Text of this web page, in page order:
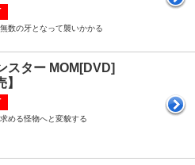
数の牙となって襲いかかる
スター MOM[DVD]
】
める怪物へと変貌する